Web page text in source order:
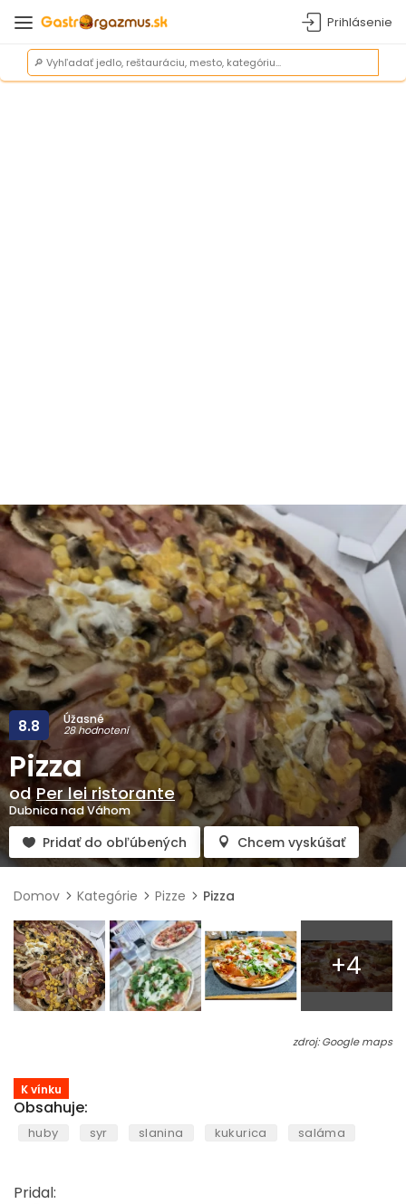
Prihlásenie
Úžasné
28 hodnotení
8.8
Pizza
od Per lei ristorante
Dubnica nad Váhom
Pridať do obľúbených Chcem vyskúšať
Domov Kategórie Pizze Pizza
+4
zdroj: Google maps
K vínku
Obsahuje:
huby syr slanina kukurica saláma
Pridal: